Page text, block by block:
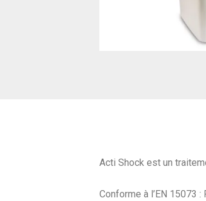
Acti Shock est un
Conforme à l’EN 15073